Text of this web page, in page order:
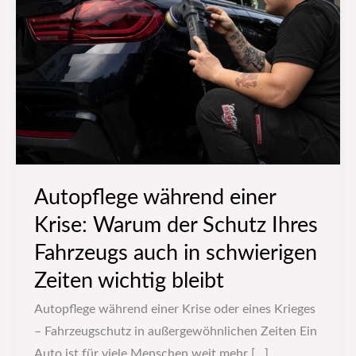
Autopflege während einer
Krise: Warum der Schutz Ihres
Fahrzeugs auch in schwierigen
Zeiten wichtig bleibt
Autopflege während einer Krise oder eines Krieges
– Fahrzeugschutz in außergewöhnlichen Zeiten Ein
einer
Krise:
Warum
der
Ihres
Fahrzeugs
schwierigen
Zeiten
wichtig
bleibt